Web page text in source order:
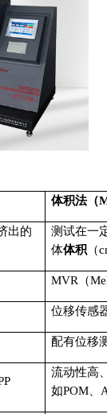
体积法（
出的
测试在一
体体积 （
MVR（
位移传感
配有位移
流动性高
如POM、